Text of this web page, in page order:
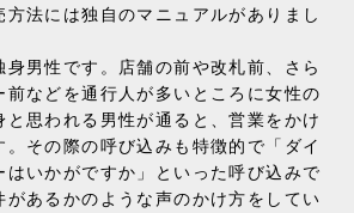
方法には独自のマニュアルがありまし
身男性です。店舗の前や改札前、さら
前などを通行人が多いところに女性の
と思われる男性が通ると、営業をかけ
。その際の呼び込みも特徴的で「ダイ
はいかがですか」といった呼び込みで
があるかのような声のかけ方をしてい